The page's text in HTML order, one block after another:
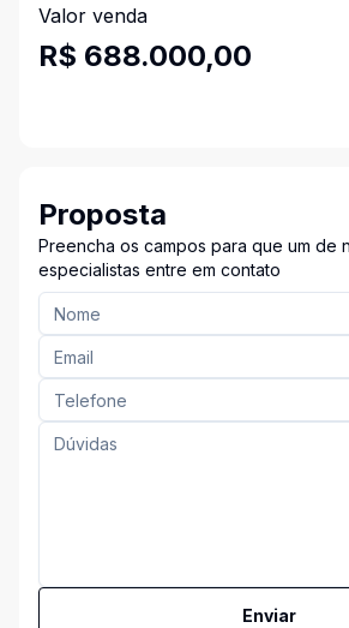
Valor venda
R$ 688.000,00
Proposta
Preencha os campos para que um de
especialistas entre em contato
Enviar